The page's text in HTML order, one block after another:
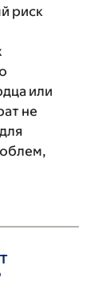
риск
или
не